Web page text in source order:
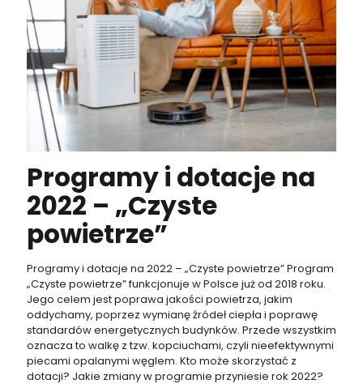
Programy i dotacje na
2022 – „Czyste
powietrze”
Programy i dotacje na 2022 – „Czyste powietrze” Program
„Czyste powietrze” funkcjonuje w Polsce już od 2018 roku.
Jego celem jest poprawa jakości powietrza, jakim
oddychamy, poprzez wymianę źródeł ciepła i poprawę
standardów energetycznych budynków. Przede wszystkim
oznacza to walkę z tzw. kopciuchami, czyli nieefektywnymi
piecami opalanymi węglem. Kto może skorzystać z
dotacji? Jakie zmiany w programie przyniesie rok 2022?